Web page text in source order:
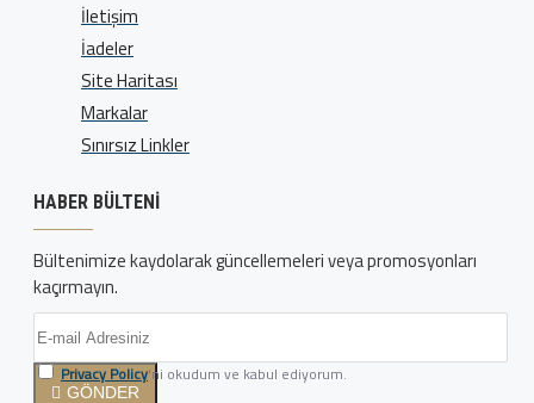
İletişim
İadeler
Site Haritası
Markalar
Sınırsız Linkler
HABER BÜLTENI
Bültenimize kaydolarak güncellemeleri veya promosyonları
kaçırmayın.
GÖNDER
Privacy Policy'ni okudum ve kabul ediyorum.